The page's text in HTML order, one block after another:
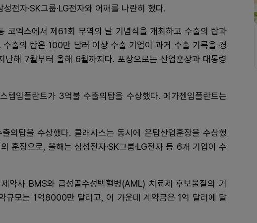
전자·SK그룹·LG전자와 어깨를 나란히 했다.
코엑스에서 제61회 무역의 날 기념식을 개최하고 수출의 탑과
출의 탑은 100만 달러 이상 수출 기업이 과거 수출 기록을 경
난해 7월부터 올해 6월까지다. 포상으로는 산업훈장과 대통령
템임플란트가 3억불 수출의탑을 수상했다. 메가젠임플란트는
의탑을 수상했다. 클래시스는 동시에 은탑산업훈장을 수상했
훈장으로, 올해는 삼성전자·SK그룹·LG전자 등 6개 기업이 수
약사 BMS와 급성골수성백혈병(AML) 치료제 후보물질의 기
규모는 1억8000만 달러고, 이 가운데 계약금은 1억 달러에 달